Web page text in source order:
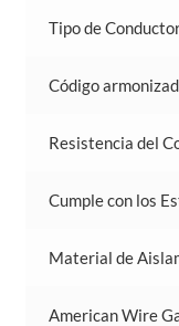
Tipo de
Código
Resistencia del
Cumple con los
Material de
American Wire